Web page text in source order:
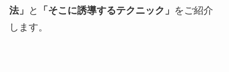
法」
と 「そこに誘導するテクニック」 をご紹介
します。